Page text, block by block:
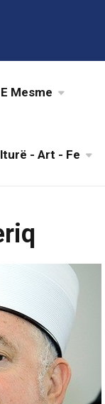
Mesme
- Art - Fe